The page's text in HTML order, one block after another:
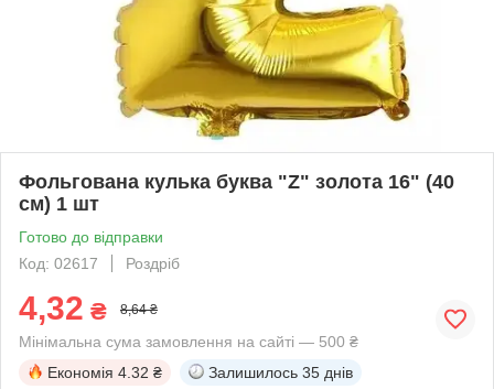
Фольгована кулька буква "Z" золота 16" (40
см) 1 шт
Готово до відправки
Код: 02617
Роздріб
4,32 ₴ 8,64 ₴
Мінімальна сума замовлення на сайті — 500 ₴
Економія 4.32 ₴ Залишилось 35 днів